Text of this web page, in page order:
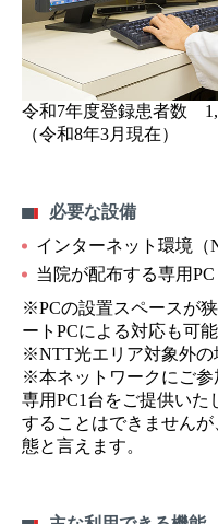
令和7年度登録患者数
（令和8年3月現在）
必要な設備
インターネット環境（
当院が配布する専用PC
※PCの設置スペースが
ートPCによる対応も可能
※NTT光エリア対象外の
※本ネットワークにご参
専用PC1台をご提供い
することはできません
態と言えます。